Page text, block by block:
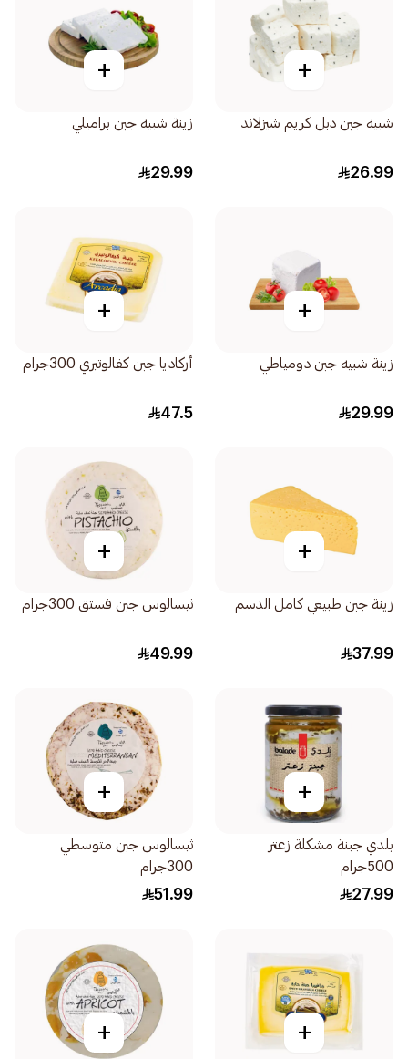
+
شبيه جبن دبل كريم شيزلاند
26.99
+
زينة شبيه جبن براميلي
29.99
+
زينة شبيه جبن دومياطي
29.99
+
أركاديا جبن كفالوتيري 300جرام
47.5
+
زينة جبن طبيعي كامل الدسم
37.99
+
ثيسالوس جبن فستق 300جرام
49.99
+
بلدي جبنة مشكلة زعتر
500جرام
27.99
+
ثيسالوس جبن متوسطي
300جرام
51.99
+
+